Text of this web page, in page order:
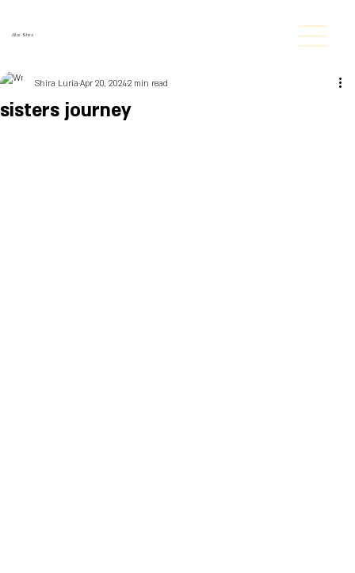
Altar Shira
sisters journey
Shira Luria Apr 20, 20242 min read